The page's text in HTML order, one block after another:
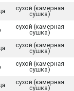
сухой (камерная
сушка)
сухой (камерная
сушка)
сухой (камерная
сушка)
сухой (камерная
сушка)
сухой (камерная
сушка)